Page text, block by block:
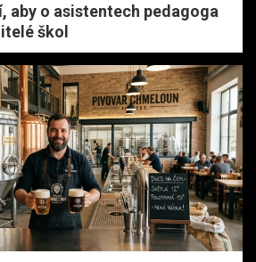
aby o asistentech pedagoga
škol